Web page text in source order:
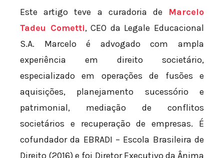
Este artigo teve a curadoria de Marcelo
Tadeu Cometti, CEO da Legale Educacional
S.A. Marcelo é advogado com ampla
experiência em direito societário,
especializado em operações de fusões e
aquisições, planejamento sucessório e
patrimonial, mediação de conflitos
societários e recuperação de empresas. É
cofundador da EBRADI – Escola Brasileira de
Direito (2016) e foi Diretor Executivo da Ânima